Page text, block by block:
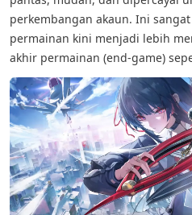
perkembangan akaun. Ini
permainan kini menjadi lebih
akhir permainan (end-game)